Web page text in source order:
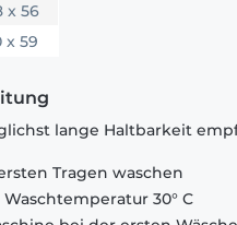
x 56
x 59
lange Haltbarkeit
Tragen waschen
Waschtemperatur 30° C